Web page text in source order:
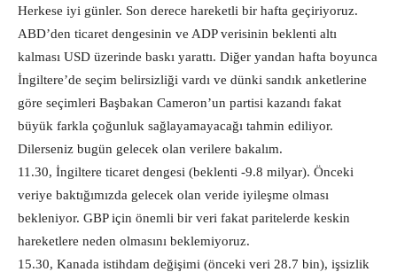
Herkese iyi günler. Son derece hareketli bir hafta geçiriyoruz.
ABD’den ticaret dengesinin ve ADP verisinin beklenti altı
kalması USD üzerinde baskı yarattı. Diğer yandan hafta boyunca
İngiltere’de seçim belirsizliği vardı ve dünki sandık anketlerine
göre seçimleri Başbakan Cameron’un partisi kazandı fakat
büyük farkla çoğunluk sağlayamayacağı tahmin ediliyor.
Dilerseniz bugün gelecek olan verilere bakalım.
11.30, İngiltere ticaret dengesi (beklenti -9.8 milyar). Önceki
veriye baktığımızda gelecek olan veride iyileşme olması
bekleniyor. GBP için önemli bir veri fakat paritelerde keskin
hareketlere neden olmasını beklemiyoruz.
15.30, Kanada istihdam değişimi (önceki veri 28.7 bin), işsizlik